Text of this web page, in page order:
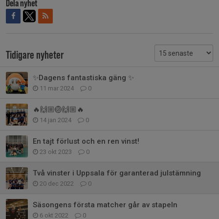
Dela nyhet
Tidigare nyheter
✨Dagens fantastiska gäng ✨
11 mar 2024 0
🔥🙌🏼🏐🙌🏼🔥
14 jan 2024 0
En tajt förlust och en ren vinst!
23 okt 2023 0
Två vinster i Uppsala för garanterad julstämning
20 dec 2022 0
Säsongens första matcher går av stapeln
6 okt 2022 0